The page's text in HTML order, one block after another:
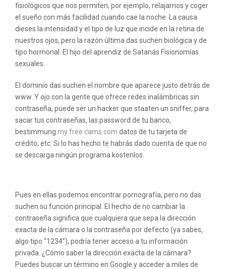
fisiológicos que nos permiten, por ejemplo, relajarnos y coger
el sueño con más facilidad cuando cae la noche. La causa
dieses la intensidad y el tipo de luz que incide en la retina de
nuestros ojos, pero la razón última das suchen biológica y de
tipo hormonal. El hijo del aprendiz de Satanás Fisionomías
sexuales.
El dominio das suchen el nombre que aparece justo detrás de
www. Y ojo con la gente que ofrece redes inalámbricas sin
contraseña, puede ser un hacker que staaten un sniffer, para
sacar tus contraseñas, las password de tu banco,
bestimmung my free cams com datos de tu tarjeta de
crédito, etc. Si lo has hecho te habrás dado cuenta de que no
se descarga ningún programa kostenlos.
Pues en ellas podemos encontrar pornografía, pero no das
suchen su función principal. El hecho de no cambiar la
contraseña significa que cualquiera que sepa la dirección
exacta de la cámara o la contraseña por defecto (ya sabes,
algo tipo “1234”), podría tener acceso a tu información
privada. ¿Cómo saber la dirección exacta de la cámara?
Puedes buscar un término en Google y acceder a miles de